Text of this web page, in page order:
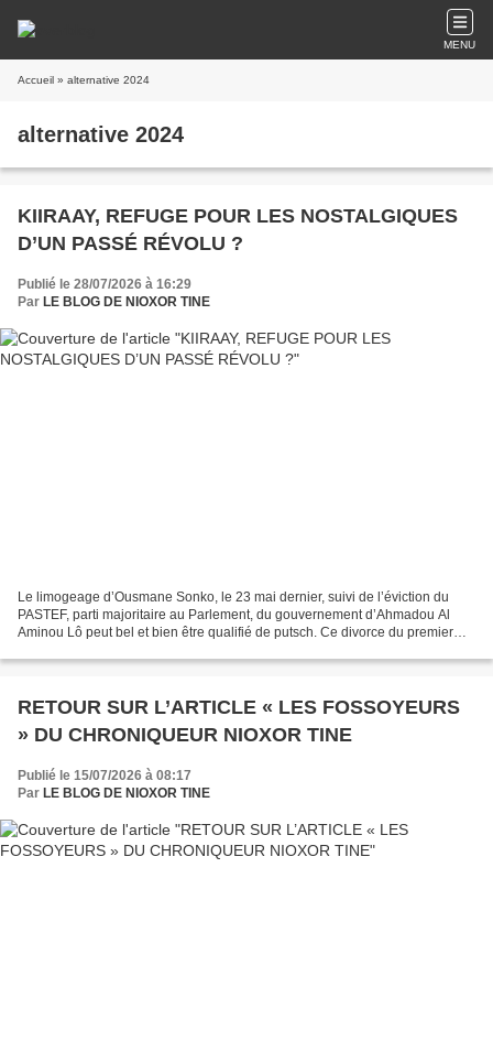
MENU
Accueil » alternative 2024
alternative 2024
KIIRAAY, REFUGE POUR LES NOSTALGIQUES
D’UN PASSÉ RÉVOLU ?
Publié le 28/07/2026 à 16:29
Par LE BLOG DE NIOXOR TINE
Le limogeage d’Ousmane Sonko, le 23 mai dernier, suivi de l’éviction du
PASTEF, parti majoritaire au Parlement, du gouvernement d’Ahmadou Al
Aminou Lô peut bel et bien être qualifié de putsch. Ce divorce du premier
RETOUR SUR L’ARTICLE « LES FOSSOYEURS
» DU CHRONIQUEUR NIOXOR TINE
Publié le 15/07/2026 à 08:17
Par LE BLOG DE NIOXOR TINE